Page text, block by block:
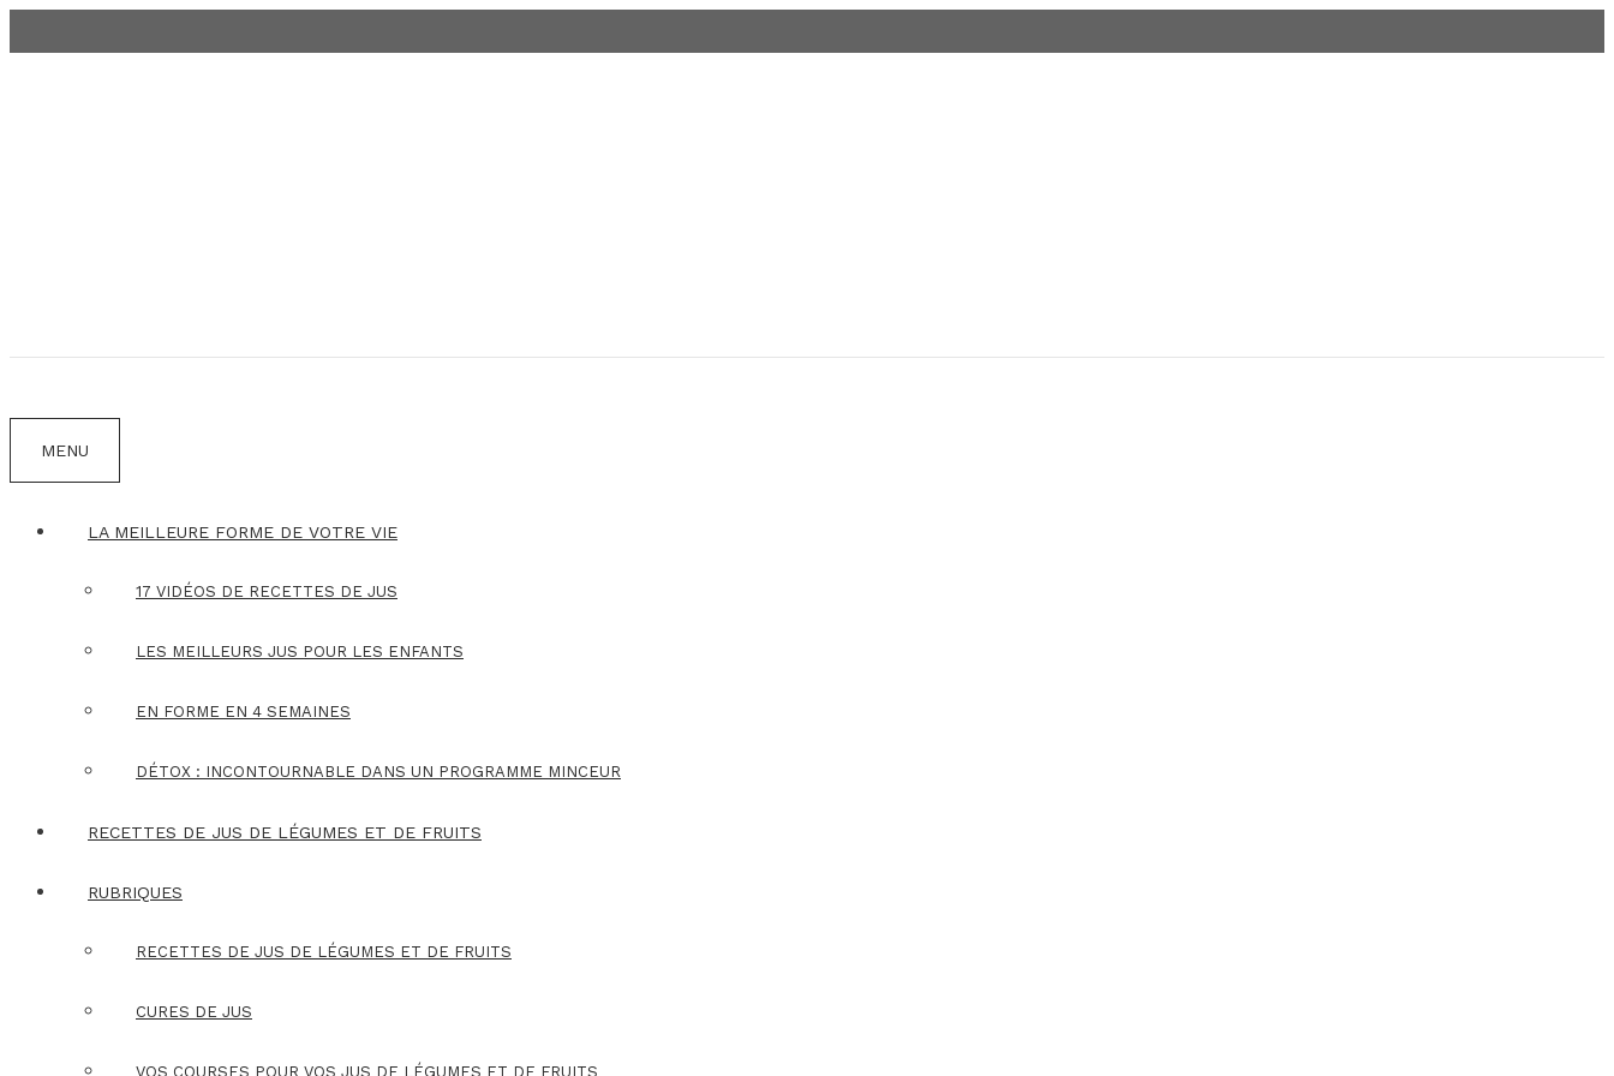
au
MENU
LA MEILLEURE FORME DE VOTRE VIE
17 VIDÉOS DE RECETTES DE JUS
LES MEILLEURS JUS POUR LES ENFANTS
EN FORME EN 4 SEMAINES
DÉTOX : INCONTOURNABLE DANS UN PROGRAMME MINCEUR
RECETTES DE JUS DE LÉGUMES ET DE FRUITS
RUBRIQUES
RECETTES DE JUS DE LÉGUMES ET DE FRUITS
CURES DE JUS
VOS COURSES POUR VOS JUS DE LÉGUMES ET DE FRUITS